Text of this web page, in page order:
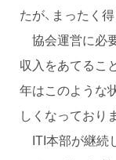
たが、まったく
協会運営に必
収入をあてるこ
年はこのような
しくなっており
ITI本部が継続